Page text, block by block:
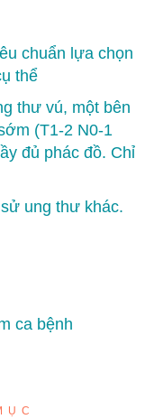
chuẩn lựa chọn
thể
thư vú, một bên
(T1-2 N0-1
đủ phác đồ. Chỉ
ung thư khác.
ca bệnh